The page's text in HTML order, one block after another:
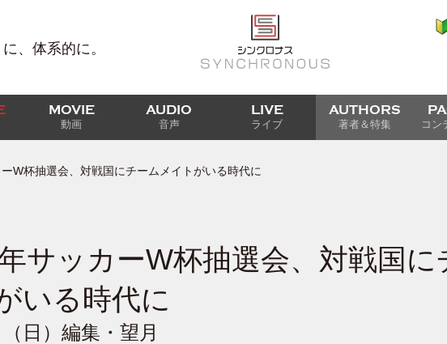
、体系的に。
MOVIE
動画
AUDIO
音声
LIVE
ライブ
AUTHORS
著者＆特集 コン
W杯抽選会、対戦国にチームメイトがいる時代に
サッカーW杯抽選会、対戦国に
いる時代に
日）編集・望月